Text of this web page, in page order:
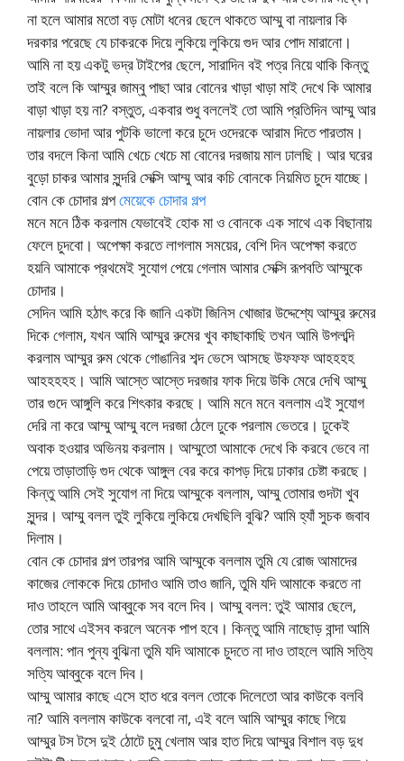
না হলে আমার মতো বড় মোটা ধনের ছেলে থাকতে আম্মু বা নায়লার কি
দরকার পরেছে যে চাকরকে দিয়ে লুকিয়ে লুকিয়ে গুদ আর পোদ মারানো।
আমি না হয় একটু ভদ্র টাইপের ছেলে, সারাদিন বই পত্র নিয়ে থাকি কিন্তু
তাই বলে কি আম্মুর জাম্বু পাছা আর বোনের খাড়া খাড়া মাই দেখে কি আমার
বাড়া খাড়া হয় না? বস্তুত, একবার শুধু বললেই তো আমি প্রতিদিন আম্মু আর
নায়লার ভোদা আর পুটকি ভালো করে চুদে ওদেরকে আরাম দিতে পারতাম।
তার বদলে কিনা আমি খেচে খেচে মা বোনের দরজায় মাল ঢালছি। আর ঘরের
বুড়ো চাকর আমার সুন্দরি সেক্সি আম্মু আর কচি বোনকে নিয়মিত চুদে যাচ্ছে।
বোন কে চোদার গল্পমেয়েকে চোদার গল্প
মনে মনে ঠিক করলাম যেভাবেই হোক মা ও বোনকে এক সাথে এক বিছানায়
ফেলে চুদবো। অপেক্ষা করতে লাগলাম সময়ের, বেশি দিন অপেক্ষা করতে
হয়নি আমাকে প্রথমেই সুযোগ পেয়ে গেলাম আমার সেক্সি রূপবতি আম্মুকে
চোদার।
সেদিন আমি হঠাৎ করে কি জানি একটা জিনিস খোজার উদ্দেশ্যে আম্মুর রুমের
দিকে গেলাম, যখন আমি আম্মুর রুমের খুব কাছাকাছি তখন আমি উপলব্দি
করলাম আম্মুর রুম থেকে গোঙানির শব্দ ভেসে আসছে উফফফ আহহহহ
আহহহহহ। আমি আস্তে আস্তে দরজার ফাক দিয়ে উকি মেরে দেখি আম্মু
তার গুদে আঙ্গুলি করে শিৎকার করছে। আমি মনে মনে বললাম এই সুযোগ
দেরি না করে আম্মু আম্মু বলে দরজা ঠেলে ঢুকে পরলাম ভেতরে। ঢুকেই
অবাক হওয়ার অভিনয় করলাম। আম্মুতো আমাকে দেখে কি করবে ভেবে না
পেয়ে তাড়াতাড়ি গুদ থেকে আঙ্গুল বের করে কাপড় দিয়ে ঢাকার চেষ্টা করছে।
কিন্তু আমি সেই সুযোগ না দিয়ে আম্মুকে বললাম, আম্মু তোমার গুদটা খুব
সুন্দর। আম্মু বলল তুই লুকিয়ে লুকিয়ে দেখছিলি বুঝি? আমি হ্যাঁ সুচক জবাব
দিলাম।
বোন কে চোদার গল্প তারপর আমি আম্মুকে বললাম তুমি যে রোজ আমাদের
কাজের লোককে দিয়ে চোদাও আমি তাও জানি, তুমি যদি আমাকে করতে না
দাও তাহলে আমি আব্বুকে সব বলে দিব। আম্মু বলল: তুই আমার ছেলে,
তোর সাথে এইসব করলে অনেক পাপ হবে। কিন্তু আমি নাছোড় বান্দা আমি
বললাম: পান পুন্য বুঝিনা তুমি যদি আমাকে চুদতে না দাও তাহলে আমি সত্যি
সত্যি আব্বুকে বলে দিব।
আম্মু আমার কাছে এসে হাত ধরে বলল তোকে দিলেতো আর কাউকে বলবি
না? আমি বললাম কাউকে বলবো না, এই বলে আমি আম্মুর কাছে গিয়ে
আম্মুর টস টসে দুই ঠোটে চুমু খেলাম আর হাত দিয়ে আম্মুর বিশাল বড় দুধ